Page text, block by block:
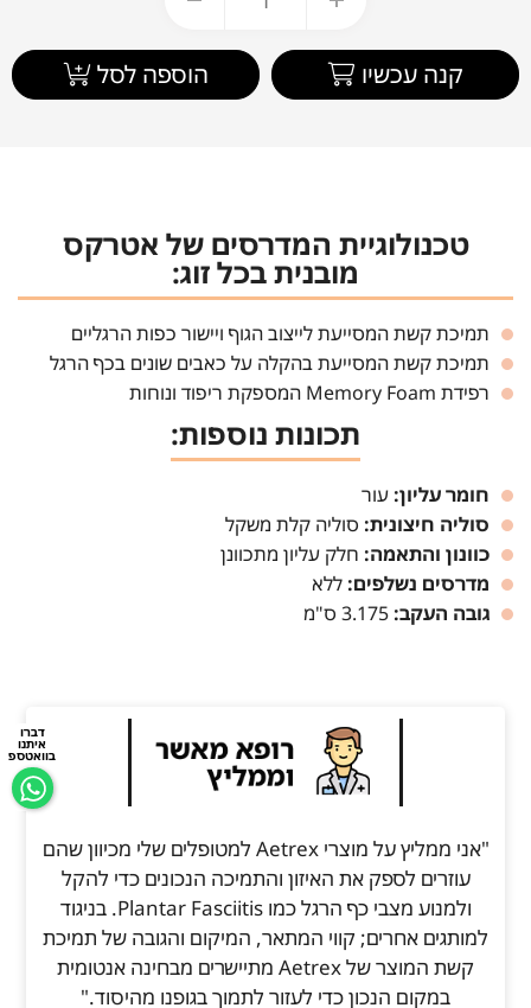
דברו
איתנו
בוואטספ
קנה עכשיו הוספה לסל
טכנולוגיית המדרסים של אטרקס
מובנית בכל זוג:
תמיכת קשת המסייעת לייצוב הגוף ויישור כפות הרגליים
תמיכת קשת המסייעת בהקלה על כאבים שונים בכף הרגל
רפידת Memory Foam המספקת ריפוד ונוחות
תכונות נוספות:
חומר עליון: עור
סוליה חיצונית: סוליה קלת משקל
כוונון והתאמה: חלק עליון מתכוונן
מדרסים נשלפים: ללא
גובה העקב:
"אני ממליץ על מוצרי Aetrex למטופלים שלי מכיוון שהם
עוזרים לספק את האיזון והתמיכה הנכונים כדי להקל
ולמנוע מצבי כף הרגל כמו Plantar Fasciitis. בניגוד
למותגים אחרים; קווי המתאר, המיקום והגובה של תמיכת
קשת המוצר של Aetrex מתיישרים מבחינה אנטומית
במקום הנכון כדי לעזור לתמוך בגופנו מהיסוד."